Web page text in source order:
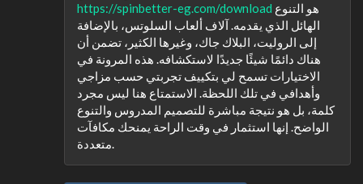
https://spinbetter-eg.com/download
الهائل الذي يقدمه. آلاف ألعاب السلوتس، بالإضافة
إلى الروليت، البلاك جاك، وغيرها الكثير، تضمن أن
هناك دائمًا شيئًا جديدًا لاستكشافه. هذه المرونة في
الاختيارات تسمح لي بتكييف تجربتي حسب مزاجي
وأهدافي في تلك اللحظة. الاستمتاع هنا ليس مجرد
كلمة، بل هو نتيجة مباشرة للتصميم المدروس والتنوع
الواضح. إنها استثمار في وقت الراحة يمنحك مكافآت
متعددة.